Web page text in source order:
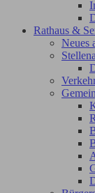
Rathaus &
Neues